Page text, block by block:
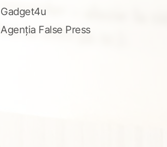
Gadget4u
Agenția False Press